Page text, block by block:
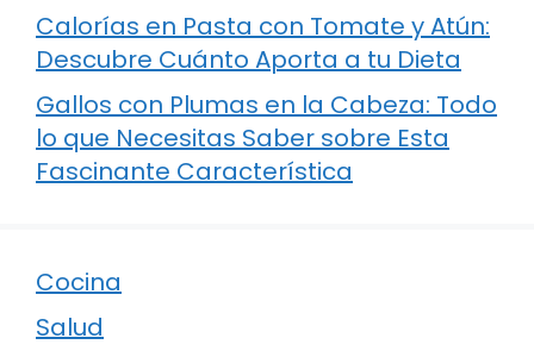
Calorías en Pasta con Tomate y Atún:
Descubre Cuánto Aporta a tu Dieta
Gallos con Plumas en la Cabeza: Todo
lo que Necesitas Saber sobre Esta
Fascinante Característica
Cocina
Salud